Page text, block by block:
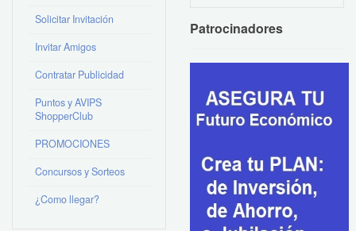
Solicitar Invitación
Invitar Amigos
Contratar Publicidad
Puntos y AVIPS
ShopperClub
PROMOCIONES
Concursos y Sorteos
¿Como llegar?
Patrocinadores